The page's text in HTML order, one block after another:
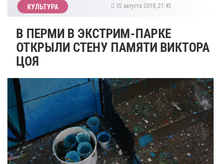
КУЛЬТУРА 15 августа 2018, 21:45
​В ПЕРМИ В ЭКСТРИМ-ПАРКЕ
ОТКРЫЛИ СТЕНУ ПАМЯТИ ВИКТОРА
ЦОЯ